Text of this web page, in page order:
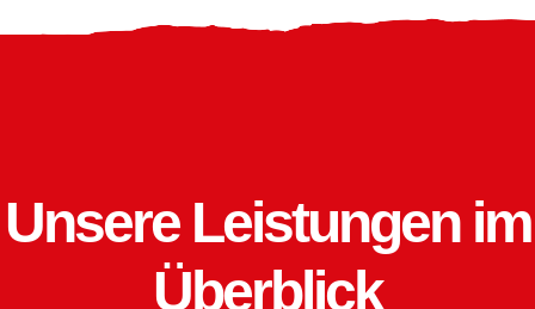
Unsere Leistungen im
Überblick